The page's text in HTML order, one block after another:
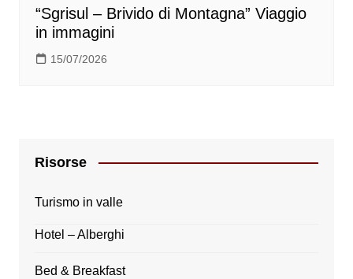
“Sgrisul – Brivido di Montagna” Viaggio
in immagini
15/07/2026
Risorse
Turismo in valle
Hotel – Alberghi
Bed & Breakfast